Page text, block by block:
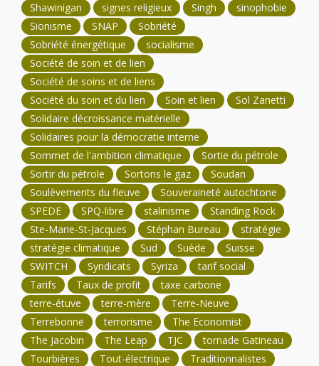
Shawinigan
signes religieux Singh
sinophobie
Sionisme
SNAP
Sobriété
Sobriété énergétique
socialisme
Société de soin et de lien
Société de soins et de liens
Société du soin et du lien
Soin et lien
Sol Zanetti
Solidaire décroissance matérielle
Solidaires pour la démocratie interne
Sommet de l'ambition climatique
Sortie du pétrole
Sortir du pétrole
Sortons le gaz
Soudan
Soulèvements du fleuve
Souveraineté autochtone
SPEDE
SPQ-libre stalinisme
Standing Rock
Ste-Marie-St-Jacques
Stéphan Bureau
stratégie
stratégie climatique
Sud Suède
Suisse
SWITCH
Syndicats Syriza
tarif social
Tarifs
Taux de profit
taxe carbone
terre-étuve
terre-mère
Terre-Neuve
Terrebonne
terrorisme
The Economist
The Jacobin
The Leap TJC
tornade Gatineau
Tourbières
Tout-électrique
Traditionnalistes